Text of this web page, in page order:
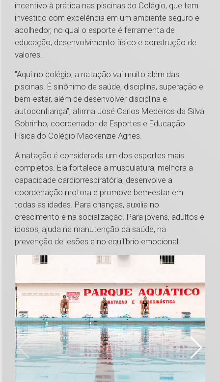
incentivo à prática nas piscinas do Colégio, que tem
investido com excelência em um ambiente seguro e
acolhedor, no qual o esporte é ferramenta de
educação, desenvolvimento físico e construção de
valores.
"Aqui no colégio, a natação vai muito além das
piscinas. É sinônimo de saúde, disciplina, superação e
bem-estar, além de desenvolver disciplina e
autoconfiança”, afirma José Carlos Medeiros da Silva
Sobrinho, coordenador de Esportes e Educação
Física do Colégio Mackenzie Agnes.
A natação é considerada um dos esportes mais
completos. Ela fortalece a musculatura, melhora a
capacidade cardiorrespiratória, desenvolve a
coordenação motora e promove bem-estar em
todas as idades. Para crianças, auxilia no
crescimento e na socialização. Para jovens, adultos e
idosos, ajuda na manutenção da saúde, na
prevenção de lesões e no equilíbrio emocional.